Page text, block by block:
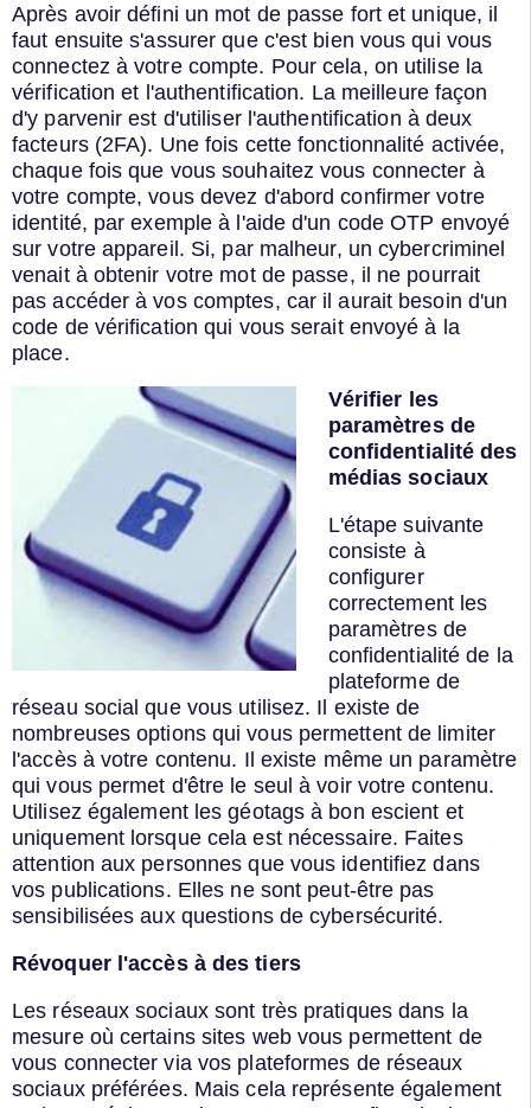
Après avoir défini un mot de passe fort et unique, il
faut ensuite s'assurer que c'est bien vous qui vous
connectez à votre compte. Pour cela, on utilise la
vérification et l'authentification. La meilleure façon
d'y parvenir est d'utiliser l'authentification à deux
facteurs (2FA). Une fois cette fonctionnalité activée,
chaque fois que vous souhaitez vous connecter à
votre compte, vous devez d'abord confirmer votre
identité, par exemple à l'aide d'un code OTP envoyé
sur votre appareil. Si, par malheur, un cybercriminel
venait à obtenir votre mot de passe, il ne pourrait
pas accéder à vos comptes, car il aurait besoin d'un
code de vérification qui vous serait envoyé à la
place.
Vérifier les
paramètres de
confidentialité des
médias sociaux
L'étape suivante
consiste à
configurer
correctement les
paramètres de
confidentialité de la
plateforme de
réseau social que vous utilisez. Il existe de
nombreuses options qui vous permettent de limiter
l'accès à votre contenu. Il existe même un paramètre
qui vous permet d'être le seul à voir votre contenu.
Utilisez également les géotags à bon escient et
uniquement lorsque cela est nécessaire. Faites
attention aux personnes que vous identifiez dans
vos publications. Elles ne sont peut-être pas
sensibilisées aux questions de cybersécurité.
Révoquer l'accès à des tiers
Les réseaux sociaux sont très pratiques dans la
mesure où certains sites web vous permettent de
vous connecter via vos plateformes de réseaux
sociaux préférées. Mais cela représente également